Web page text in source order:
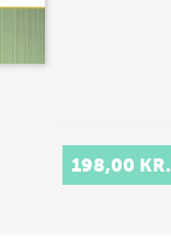
198,00 KR.